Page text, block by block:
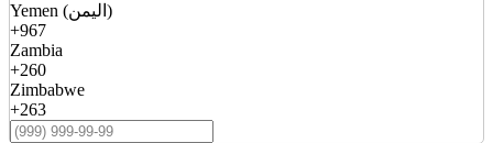
Yemen (اليمن)
+967
Zambia
+260
Zimbabwe
+263